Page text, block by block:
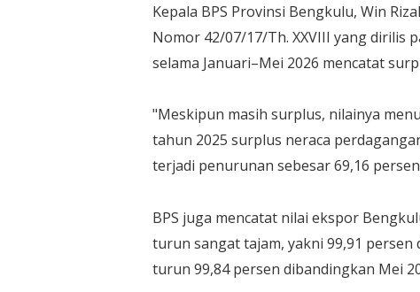
Kepala BPS Provinsi Bengkulu, Win
Nomor 42/07/17/Th. XXVIII yang dirilis
selama Januari–Mei 2026 mencatat
"Meskipun masih surplus, nilainya
tahun 2025 surplus neraca
terjadi penurunan sebesar 69,16
BPS juga mencatat nilai ekspor
turun sangat tajam, yakni 99,91 persen
turun 99,84 persen dibandingkan Mei